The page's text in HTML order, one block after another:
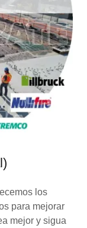
los
para mejorar
mejor y sigua